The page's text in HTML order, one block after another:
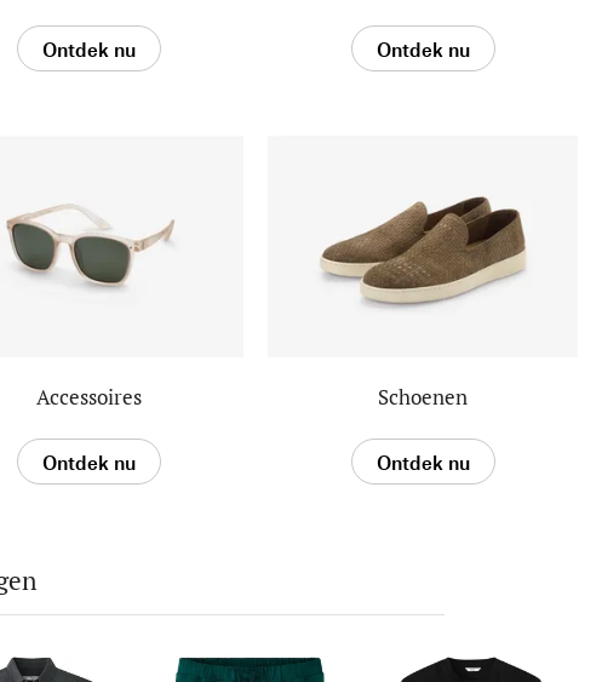
Ontdek nu Ontdek nu
Accessoires
Ontdek nu
Schoenen
Ontdek nu